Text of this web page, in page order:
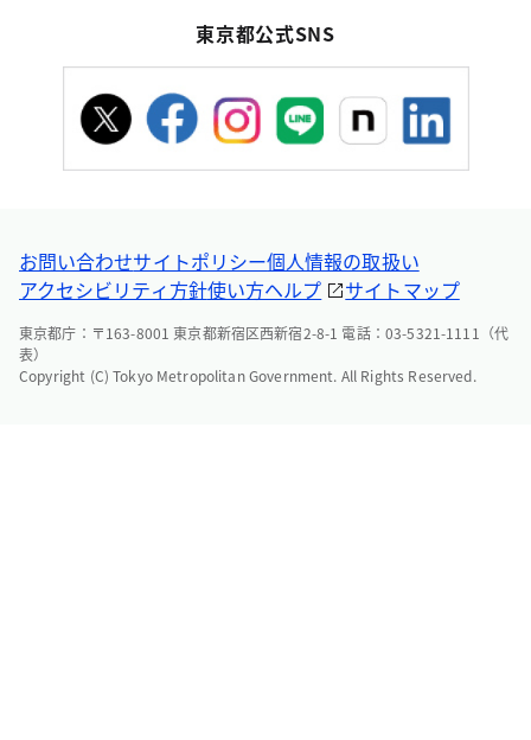
東京都公式SNS
お問い合わせサイトポリシー個人情報の取扱い
アクセシビリティ方針使い方ヘルプ サイトマップ
東京都庁：〒163-8001 東京都新宿区西新宿2-8-1 電話：03-5321-1111（代
表）
Copyright (C) Tokyo Metropolitan Government. All Rights Reserved.